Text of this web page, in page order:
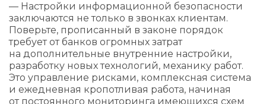
— Настройки информационной безопасности
заключаются не только в звонках клиентам.
Поверьте, прописанный в законе порядок
требует от банков огромных затрат
на дополнительные внутренние настройки,
разработку новых технологий, механику работ.
Это управление рисками, комплексная система
и ежедневная кропотливая работа, начиная
от постоянного мониторинга имеющихся схем